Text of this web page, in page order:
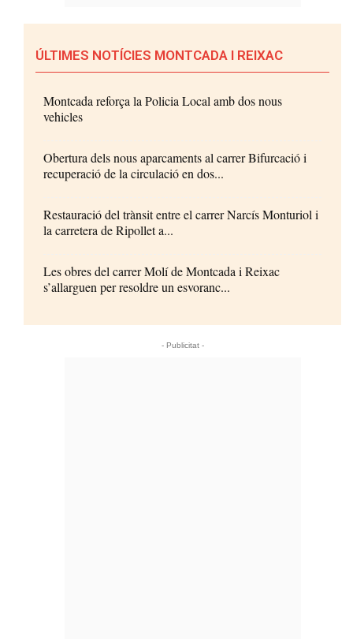
ÚLTIMES NOTÍCIES MONTCADA I REIXAC
Montcada reforça la Policia Local amb dos nous
vehicles
Obertura dels nous aparcaments al carrer Bifurcació i
recuperació de la circulació en dos...
Restauració del trànsit entre el carrer Narcís Monturiol i
la carretera de Ripollet a...
Les obres del carrer Molí de Montcada i Reixac
s’allarguen per resoldre un esvoranc...
- Publicitat -